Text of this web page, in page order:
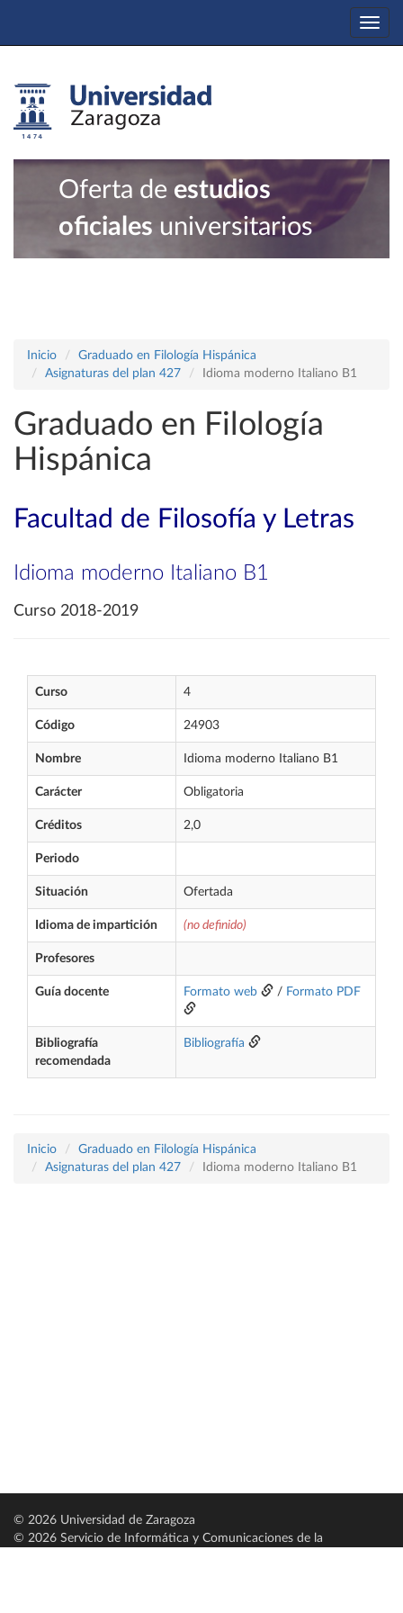
Oferta de estudios
oficiales universitarios
Inicio
Graduado en Filología Hispánica
Asignaturas del plan 427
Idioma moderno Italiano B1
Graduado en Filología
Hispánica
Facultad de Filosofía y Letras
Idioma moderno Italiano B1
Curso 2018-2019
Curso 4
Código 24903
Nombre Idioma moderno Italiano B1
Carácter Obligatoria
Créditos 2,0
Periodo
Situación Ofertada
Idioma de impartición (no definido)
Profesores
Guía docente Formato web / Formato PDF
Bibliografía
recomendada
Bibliografía
Inicio
Graduado en Filología Hispánica
Asignaturas del plan 427
Idioma moderno Italiano B1
© 2026 Universidad de Zaragoza
© 2026 Servicio de Informática y Comunicaciones de la